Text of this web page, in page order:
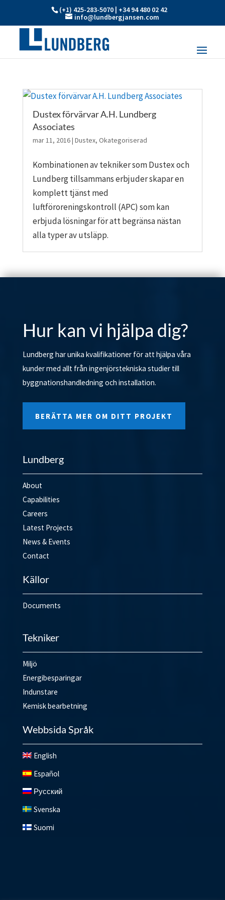
(+1) 425-283-5070 | +34 94 480 02 42
info@lundbergjansen.com
Dustex förvärvar A.H. Lundberg
Associates
mar 11, 2016| Dustex, Okategoriserad
Kombinationen av tekniker som Dustex och
Lundberg tillsammans erbjuder skapar en
komplett tjänst med
luftföroreningskontroll (APC) som kan
erbjuda lösningar för att begränsa nästan
alla typer av utsläpp.
Hur kan vi hjälpa dig?
Lundberg har unika kvalifikationer för att hjälpa våra
kunder med allt från ingenjörstekniska studier till
byggnationshandledning och installation.
BERÄTTA MER OM DITT PROJEKT
Lundberg
About
Capabilities
Careers
Latest Projects
News & Events
Contact
Källor
Documents
Tekniker
Miljö
Energibesparingar
Indunstare
Kemisk bearbetning
Webbsida Språk
English
Español
Русский
Svenska
Suomi